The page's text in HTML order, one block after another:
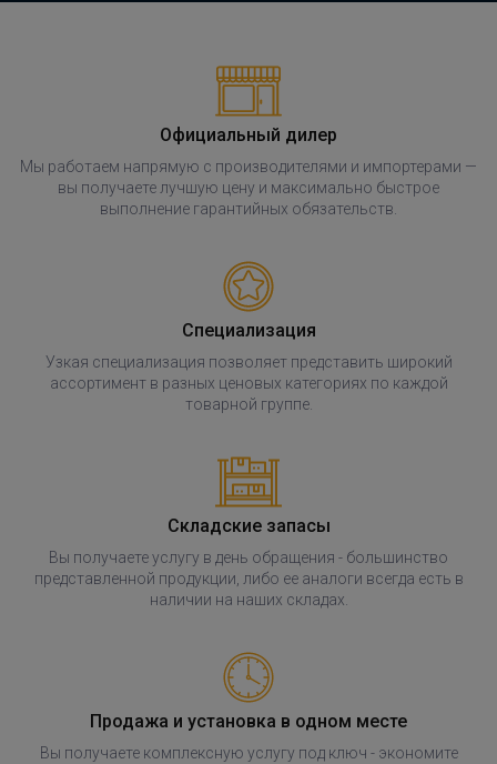
Официальный дилер
Мы работаем напрямую с производителями и импортерами —
вы получаете лучшую цену и максимально быстрое
выполнение гарантийных обязательств.
Специализация
Узкая специализация позволяет представить широкий
ассортимент в разных ценовых категориях по каждой
товарной группе.
Складские запасы
Вы получаете услугу в день обращения - большинство
представленной продукции, либо ее аналоги всегда есть в
наличии на наших складах.
Продажа и установка в одном месте
Вы получаете комплексную услугу под ключ - экономите